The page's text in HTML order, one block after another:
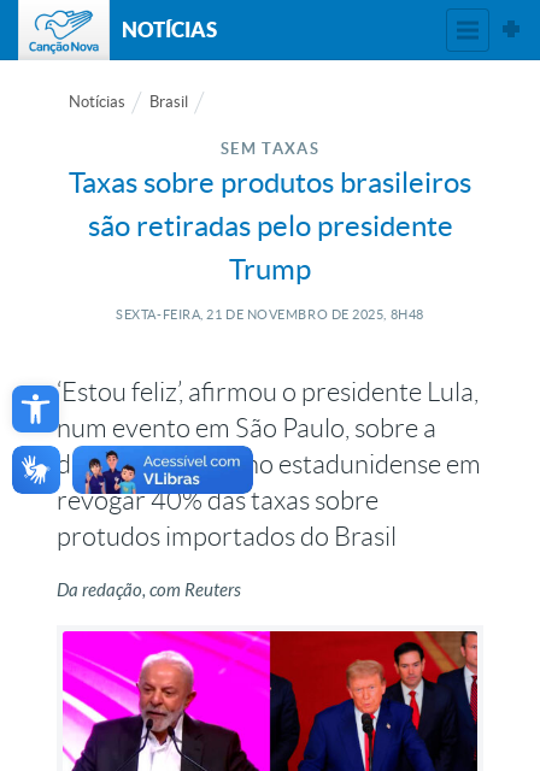
Open toolbar
NOTÍCIAS
Notícias Brasil
SEM TAXAS
Taxas sobre produtos brasileiros
são retiradas pelo presidente
Trump
SEXTA-FEIRA, 21 DE NOVEMBRO DE 2025, 8H48
‘Estou feliz’, afirmou o presidente Lula,
num evento em São Paulo, sobre a
decisão do governo estadunidense em
revogar 40% das taxas sobre
protudos importados do Brasil
Da redação, com Reuters